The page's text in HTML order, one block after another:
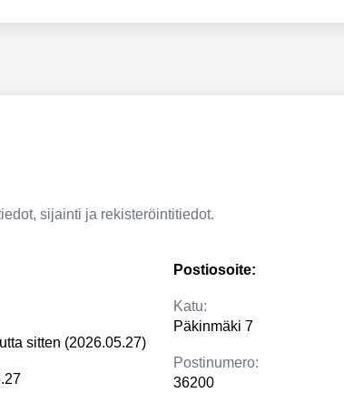
sijainti ja rekisteröintitiedot.
sitten (2026.05.27)
Postiosoite:
Katu:
Päkinmäki 7
Postinumero:
36200